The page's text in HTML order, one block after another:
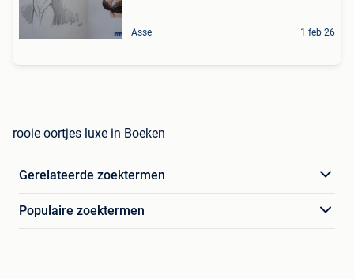
Asse 1 feb 26
rooie oortjes luxe in Boeken
Gerelateerde zoektermen
Populaire zoektermen